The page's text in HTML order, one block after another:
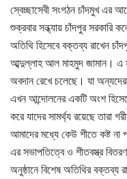
স্বেচ্ছাসেবী সংগঠন চাঁদমুখ এর
শুক্রবার সন্ধ্যায় চাঁদপুর সরকারি
অতিথি হিসেবে বক্তব্য রাখেন
আব্দুল্লাহ আল মাহমুদ জামান। এ
অবদান রেখে চলেছে। যা
এখন আন্দোলনের একটি অংশ
করে যাদের সামর্থ্য রয়েছে তারা
আমাদের মধ্যে কেউ শীতে কষ্ট না
এর সভাপতিত্বে ও শীতবস্ত্র
অনুষ্ঠানে বিশেষ অতিথির বক্তব্য